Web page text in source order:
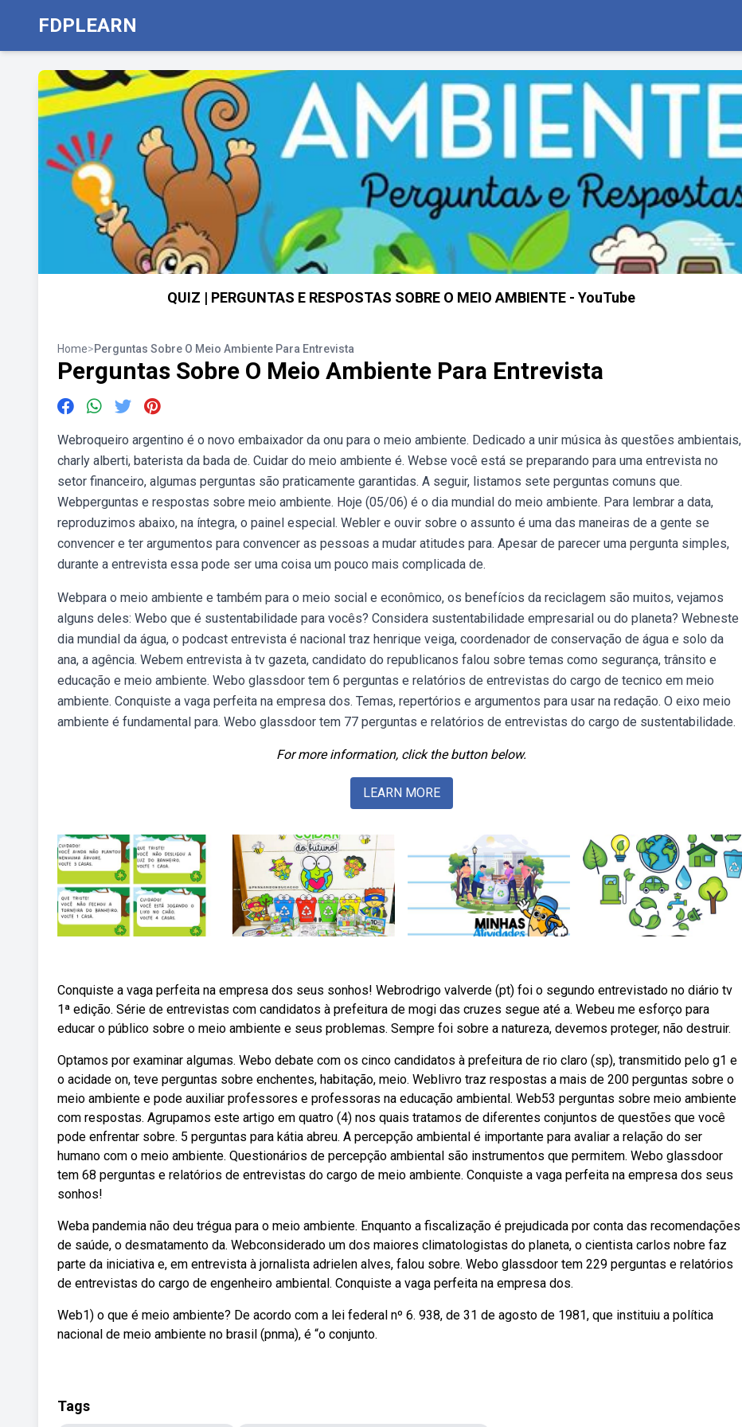
FDPLEARN
QUIZ | PERGUNTAS E RESPOSTAS SOBRE O MEIO AMBIENTE - YouTube
Home>Perguntas Sobre O Meio Ambiente Para Entrevista
Perguntas Sobre O Meio Ambiente Para Entrevista
Webroqueiro argentino é o novo embaixador da onu para o meio ambiente. Dedicado a unir música às questões ambientais,
charly alberti, baterista da bada de. Cuidar do meio ambiente é. Webse você está se preparando para uma entrevista no
setor financeiro, algumas perguntas são praticamente garantidas. A seguir, listamos sete perguntas comuns que.
Webperguntas e respostas sobre meio ambiente. Hoje (05/06) é o dia mundial do meio ambiente. Para lembrar a data,
reproduzimos abaixo, na íntegra, o painel especial. Webler e ouvir sobre o assunto é uma das maneiras de a gente se
convencer e ter argumentos para convencer as pessoas a mudar atitudes para. Apesar de parecer uma pergunta simples,
durante a entrevista essa pode ser uma coisa um pouco mais complicada de.
Webpara o meio ambiente e também para o meio social e econômico, os benefícios da reciclagem são muitos, vejamos
alguns deles: Webo que é sustentabilidade para vocês? Considera sustentabilidade empresarial ou do planeta? Webneste
dia mundial da água, o podcast entrevista é nacional traz henrique veiga, coordenador de conservação de água e solo da
ana, a agência. Webem entrevista à tv gazeta, candidato do republicanos falou sobre temas como segurança, trânsito e
educação e meio ambiente. Webo glassdoor tem 6 perguntas e relatórios de entrevistas do cargo de tecnico em meio
ambiente. Conquiste a vaga perfeita na empresa dos. Temas, repertórios e argumentos para usar na redação. O eixo meio
ambiente é fundamental para. Webo glassdoor tem 77 perguntas e relatórios de entrevistas do cargo de sustentabilidade.
For more information, click the button below.
LEARN MORE
Conquiste a vaga perfeita na empresa dos seus sonhos! Webrodrigo valverde (pt) foi o segundo entrevistado no diário tv
1ª edição. Série de entrevistas com candidatos à prefeitura de mogi das cruzes segue até a. Webeu me esforço para
educar o público sobre o meio ambiente e seus problemas. Sempre foi sobre a natureza, devemos proteger, não destruir.
Optamos por examinar algumas. Webo debate com os cinco candidatos à prefeitura de rio claro (sp), transmitido pelo g1 e
o acidade on, teve perguntas sobre enchentes, habitação, meio. Weblivro traz respostas a mais de 200 perguntas sobre o
meio ambiente e pode auxiliar professores e professoras na educação ambiental. Web53 perguntas sobre meio ambiente
com respostas. Agrupamos este artigo em quatro (4) nos quais tratamos de diferentes conjuntos de questões que você
pode enfrentar sobre. 5 perguntas para kátia abreu. A percepção ambiental é importante para avaliar a relação do ser
humano com o meio ambiente. Questionários de percepção ambiental são instrumentos que permitem. Webo glassdoor
tem 68 perguntas e relatórios de entrevistas do cargo de meio ambiente. Conquiste a vaga perfeita na empresa dos seus
sonhos!
Weba pandemia não deu trégua para o meio ambiente. Enquanto a fiscalização é prejudicada por conta das recomendações
de saúde, o desmatamento da. Webconsiderado um dos maiores climatologistas do planeta, o cientista carlos nobre faz
parte da iniciativa e, em entrevista à jornalista adrielen alves, falou sobre. Webo glassdoor tem 229 perguntas e relatórios
de entrevistas do cargo de engenheiro ambiental. Conquiste a vaga perfeita na empresa dos.
Web1) o que é meio ambiente? De acordo com a lei federal nº 6. 938, de 31 de agosto de 1981, que instituiu a política
nacional de meio ambiente no brasil (pnma), é “o conjunto.
Tags